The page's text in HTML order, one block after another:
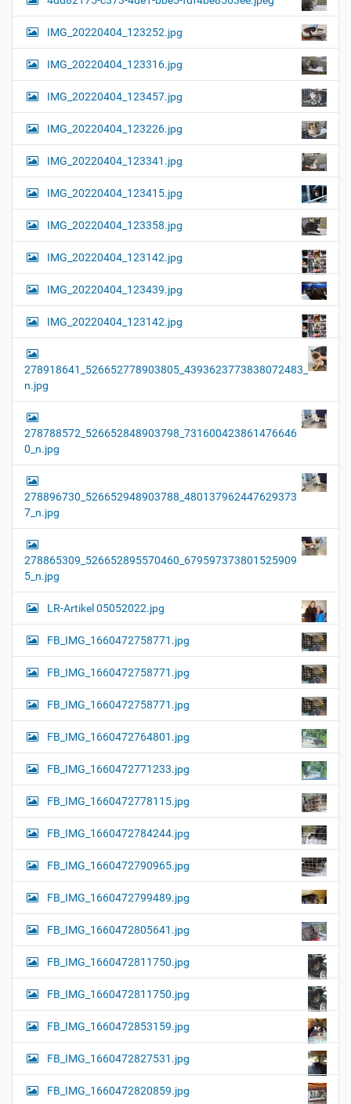
l
e
…
a
t
i
o
n
IMG_20220404_123252.jpg
IMG_20220404_123316.jpg
IMG_20220404_123457.jpg
IMG_20220404_123226.jpg
IMG_20220404_123341.jpg
IMG_20220404_123415.jpg
IMG_20220404_123358.jpg
IMG_20220404_123142.jpg
IMG_20220404_123439.jpg
IMG_20220404_123142.jpg
278918641_526652778903805_4393623773838072483_
n.jpg
278788572_526652848903798_731600423861476646
0_n.jpg
278896730_526652948903788_480137962447629373
7_n.jpg
278865309_526652895570460_679597373801525909
5_n.jpg
LR-Artikel 05052022.jpg
FB_IMG_1660472758771.jpg
FB_IMG_1660472758771.jpg
FB_IMG_1660472758771.jpg
FB_IMG_1660472764801.jpg
FB_IMG_1660472771233.jpg
FB_IMG_1660472778115.jpg
FB_IMG_1660472784244.jpg
FB_IMG_1660472790965.jpg
FB_IMG_1660472799489.jpg
FB_IMG_1660472805641.jpg
FB_IMG_1660472811750.jpg
FB_IMG_1660472811750.jpg
FB_IMG_1660472853159.jpg
FB_IMG_1660472827531.jpg
FB_IMG_1660472820859.jpg